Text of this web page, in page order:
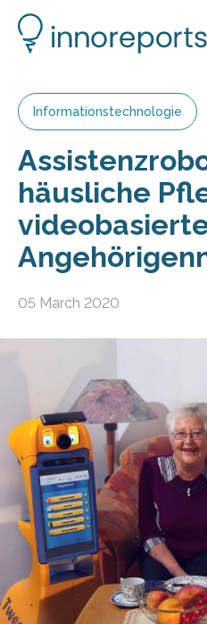
Informationstechnologie
häusliche
05 March 2020